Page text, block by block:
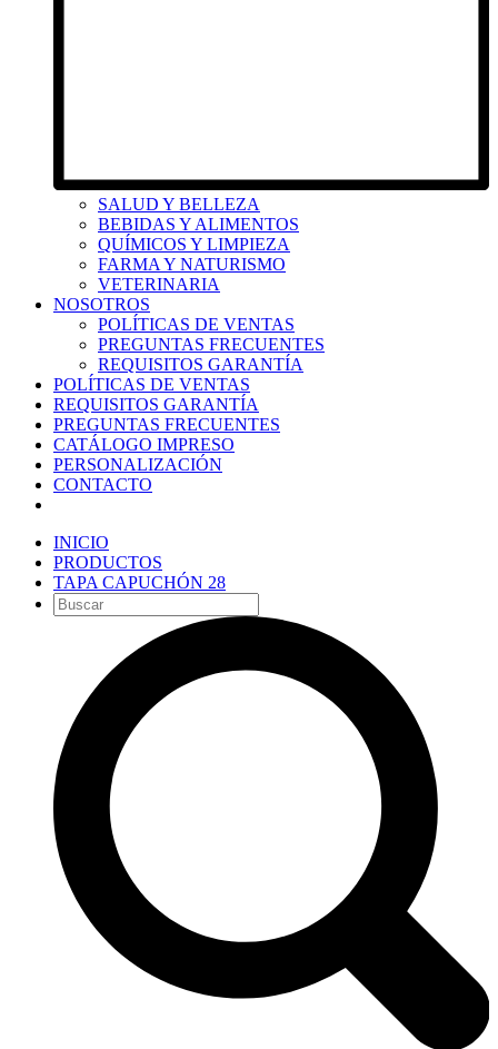
SALUD Y BELLEZA
BEBIDAS Y ALIMENTOS
QUÍMICOS Y LIMPIEZA
FARMA Y NATURISMO
VETERINARIA
NOSOTROS
POLÍTICAS DE VENTAS
PREGUNTAS FRECUENTES
REQUISITOS GARANTÍA
POLÍTICAS DE VENTAS
REQUISITOS GARANTÍA
PREGUNTAS FRECUENTES
CATÁLOGO IMPRESO
PERSONALIZACIÓN
CONTACTO
INICIO
PRODUCTOS
TAPA CAPUCHÓN 28